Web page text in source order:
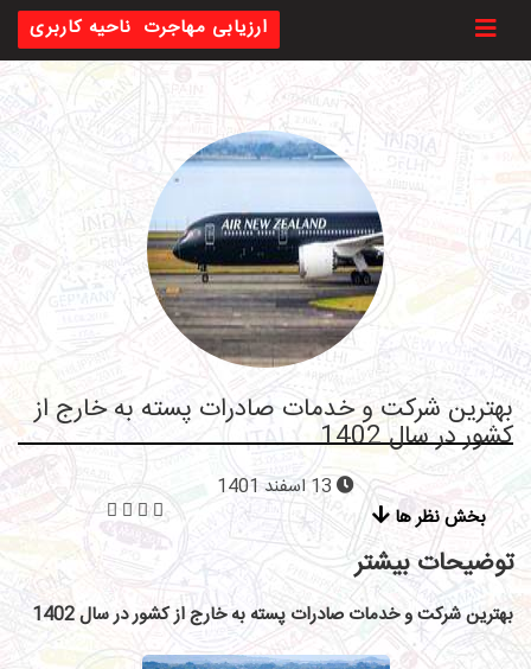
ناحیه کاربری ارزیابی مهاجرت
بهترین شرکت و خدمات صادرات پسته به خارج از
کشور در سال 1402
بخش نظر ها
توضیحات بیشتر
بهترین شرکت و خدمات صادرات پسته به خارج از کشور در سال 1402